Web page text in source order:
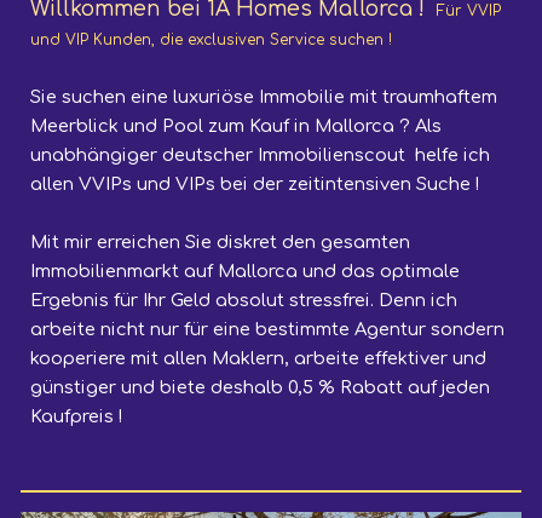
Willkommen bei 1A Homes Mallorca !
Für VVIP
und VIP Kunden, die exclusiven Service suchen !
Sie sucheneine luxuriöse Immobilie mit traumhaftem
Meerblick und Pool zum Kauf in Mallorca ? Als
unabhängiger deutscher Immobilienscout helfe ich
allen VVIPs und VIPsbei der zeitintensiven Suche !
Mit mirerreichen Sie diskret den gesamten
Immobilienmarkt auf Mallorca und das optimale
Ergebnis für Ihr Geld absolut stressfrei. Denn ich
arbeite nicht nur für eine bestimmte Agentur sondern
kooperiere mit allen Maklern, arbeite effektiver und
günstiger und biete deshalb 0,5 % Rabatt auf jeden
Kaufpreis !